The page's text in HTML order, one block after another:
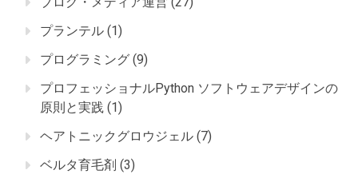
プランテル (1)
プログラミング (9)
プロフェッショナルPython ソフトウェアデザインの
原則と実践 (1)
ヘアトニックグロウジェル (7)
ベルタ育毛剤 (3)